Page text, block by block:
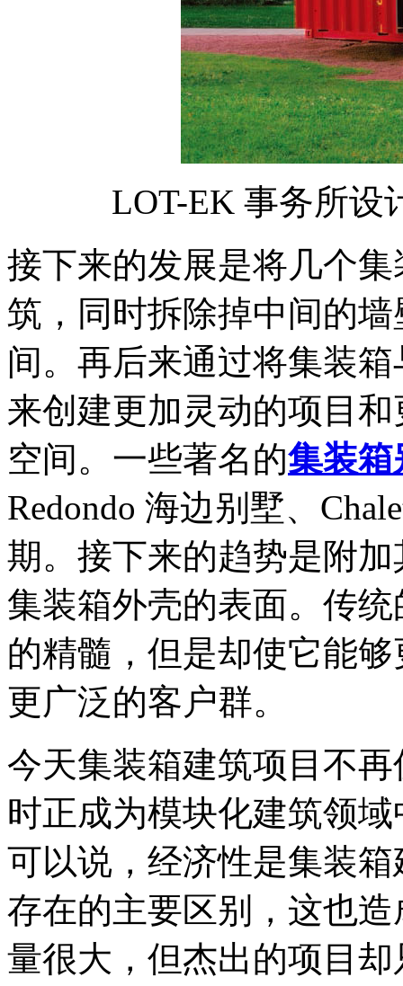
LOT-EK 事务所设
接下来的发展是将几个
筑，同时拆除掉中间的
间。再后来通过将集装
来创建更加灵动的项目
空间。一些著名的集装箱
Redondo 海边别墅、
期。接下来的趋势是附
集装箱外壳的表面。传
的精髓，但是却使它能
更广泛的客户群。
今天集装箱建筑项目不
时正成为模块化建筑领
可以说，经济性是集装
存在的主要区别，这也
量很大，但杰出的项目